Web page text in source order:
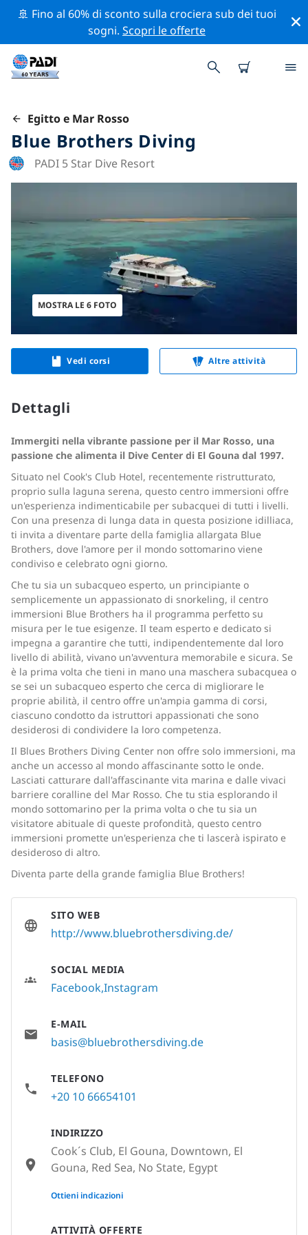
🚢 Fino al 60% di sconto sulla crociera sub dei tuoi
sogni.Scopri le offerte
Egitto e Mar Rosso
Blue Brothers Diving
PADI 5 Star Dive Resort
MOSTRA LE 6 FOTO
Vedi corsi Altre attività
Dettagli
Immergiti nella vibrante passione per il Mar Rosso, una
passione che alimenta il Dive Center di El Gouna dal 1997.
Situato nel Cook's Club Hotel, recentemente ristrutturato,
proprio sulla laguna serena, questo centro immersioni offre
un'esperienza indimenticabile per subacquei di tutti i livelli.
Con una presenza di lunga data in questa posizione idilliaca,
ti invita a diventare parte della famiglia allargata Blue
Brothers, dove l'amore per il mondo sottomarino viene
condiviso e celebrato ogni giorno.
Che tu sia un subacqueo esperto, un principiante o
semplicemente un appassionato di snorkeling, il centro
immersioni Blue Brothers ha il programma perfetto su
misura per le tue esigenze. Il team esperto e dedicato si
impegna a garantire che tutti, indipendentemente dal loro
livello di abilità, vivano un'avventura memorabile e sicura. Se
è la prima volta che tieni in mano una maschera subacquea o
se sei un subacqueo esperto che cerca di migliorare le
proprie abilità, il centro offre un'ampia gamma di corsi,
ciascuno condotto da istruttori appassionati che sono
desiderosi di condividere la loro competenza.
Il Blues Brothers Diving Center non offre solo immersioni, ma
anche un accesso al mondo affascinante sotto le onde.
Lasciati catturare dall'affascinante vita marina e dalle vivaci
barriere coralline del Mar Rosso. Che tu stia esplorando il
mondo sottomarino per la prima volta o che tu sia un
visitatore abituale di queste profondità, questo centro
immersioni promette un'esperienza che ti lascerà ispirato e
desideroso di altro.
Diventa parte della grande famiglia Blue Brothers!
ATTIVITÀ OFFERTE
SITO WEB
http://www.bluebrothersdiving.de/
SOCIAL MEDIA
FacebookInstagram
E-MAIL
basis@bluebrothersdiving.de
TELEFONO
+20 10 66654101
INDIRIZZO
Cook´s Club, El Gouna, Downtown, El
Gouna, Red Sea, No State, Egypt
None
Ottieni indicazioni